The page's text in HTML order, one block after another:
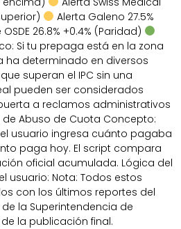
Alerta Galeno 27.5%
26.8% +0.4% (Paridad)
Si tu prepaga está en la zona
ha determinado en diversos
superan el IPC sin una
pueden ser considerados
a reclamos administrativos
Abuso de Cuota Concepto:
usuario ingresa cuánto pagaba
paga hoy. El script compara
oficial acumulada. Lógica del
usuario: Nota: Todos estos
con los últimos reportes del
de la Superintendencia de
la publicación final.